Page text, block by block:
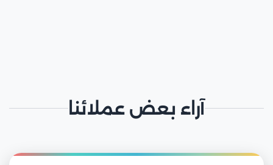
آراء بعض عملائنا